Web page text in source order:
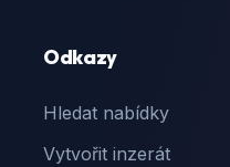
Odkazy
Hledat nabídky
Vytvořit inzerát